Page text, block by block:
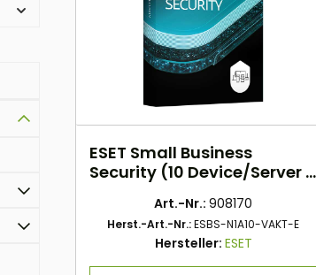
ESET Small Business
Security (10 Device/Server -
Art.-Nr.:908170
Herst.-Art.-Nr.:ESBS-N1A10-VAKT-E
Hersteller: ESET